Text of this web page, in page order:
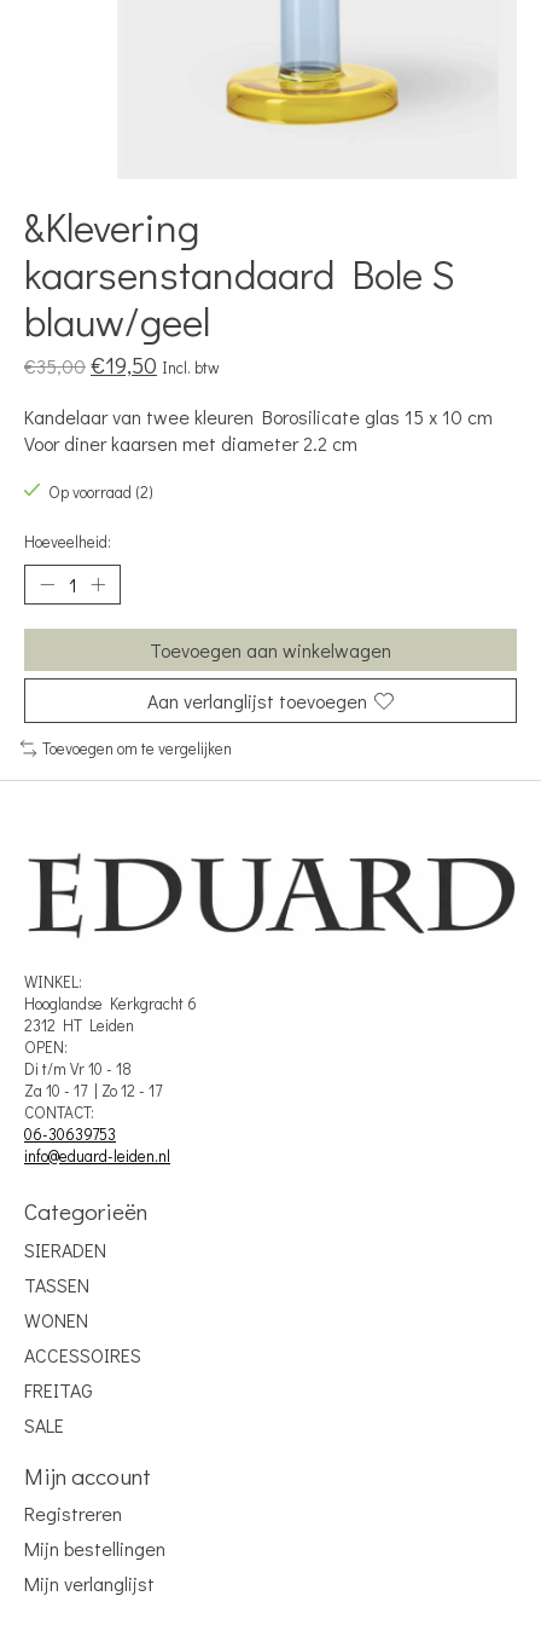
&Klevering
kaarsenstandaard Bole S
blauw/geel
€35,00€19,50 Incl. btw
Kandelaar van twee kleuren Borosilicate glas 15 x 10 cm
Voor diner kaarsen met diameter 2.2 cm
Op voorraad (2)
Hoeveelheid:
Toevoegen aan winkelwagen
Aan verlanglijst toevoegen
Toevoegen om te vergelijken
WINKEL:
Hooglandse Kerkgracht 6
2312 HT Leiden
OPEN:
Di t/m Vr 10 - 18
Za 10 - 17 | Zo 12 - 17
CONTACT:
06-30639753
info@eduard-leiden.nl
Categorieën
SIERADEN
TASSEN
WONEN
ACCESSOIRES
FREITAG
SALE
Mijn account
Registreren
Mijn bestellingen
Mijn verlanglijst